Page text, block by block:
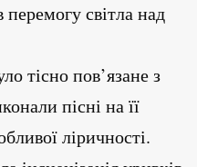
світла над
тісно пов’язане з
пісні на її
ліричності.